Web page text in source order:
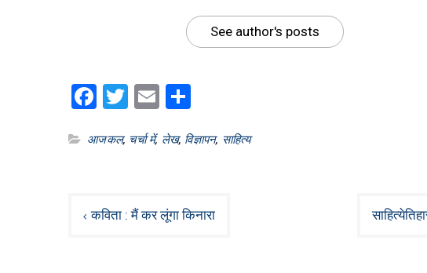
See author's posts
Facebook
Twitter
Email
आजकल, चर्चा में, लेख, विज्ञापन, साहित्य
Postकविता : मैं कर लूंगा किनारा